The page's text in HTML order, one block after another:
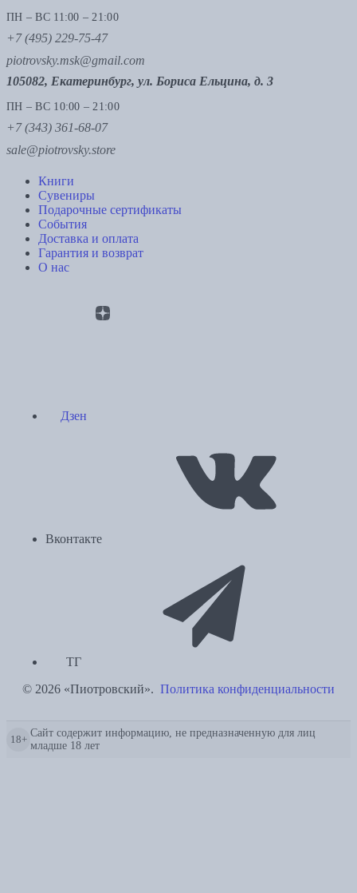
ПН – ВС 11:00 – 21:00
+7 (495) 229-75-47
piotrovsky.msk@gmail.com
105082, Екатеринбург, ул. Бориса Ельцина, д. 3
ПН – ВС 10:00 – 21:00
+7 (343) 361-68-07
sale@piotrovsky.store
Книги
Сувениры
Подарочные сертификаты
События
Доставка и оплата
Гарантия и возврат
О нас
Дзен
Вконтакте
ТГ
© 2026 «Пиотровский». Политика конфиденциальности
18+
Сайт содержит информацию, не предназначенную для лиц
младше 18 лет